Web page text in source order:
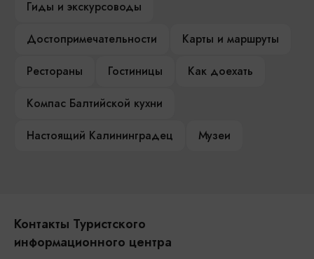
Гиды и экскурсоводы
Достопримечательности
Карты и маршруты
Рестораны
Гостиницы
Как доехать
Компас Балтийской кухни
Настоящий Калининградец
Музеи
Контакты Туристского
информационного центра